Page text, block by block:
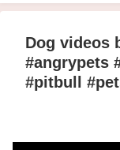
Dog videos
#angrypets
#pitbull